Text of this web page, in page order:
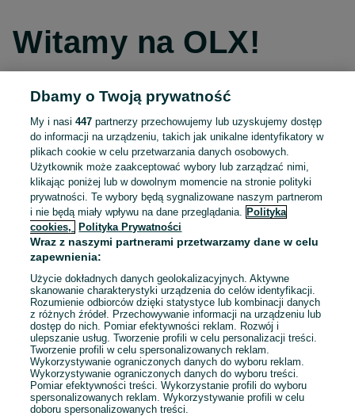
Witamy na OLX!
Kontynuuj przez Facebooka
Kontynuuj przez konto Apple
Kontynuuj przez konto Google
LUB
E-mail
Hasło
Dbamy o Twoją prywatność
My i nasi447 partnerzy przechowujemy lub uzyskujemy dostęp
do informacji na urządzeniu, takich jak unikalne identyfikatory w
plikach cookie w celu przetwarzania danych osobowych.
Użytkownik może zaakceptować wybory lub zarządzać nimi,
klikając poniżej lub w dowolnym momencie na stronie polityki
prywatności. Te wybory będą sygnalizowane naszym partnerom
i nie będą miały wpływu na dane przeglądania.
Polityka
cookies,
Polityka Prywatności
Wraz z naszymi partnerami przetwarzamy dane w celu
zapewnienia:
Użycie dokładnych danych geolokalizacyjnych. Aktywne
skanowanie charakterystyki urządzenia do celów identyfikacji.
Rozumienie odbiorców dzięki statystyce lub kombinacji danych
z różnych źródeł. Przechowywanie informacji na urządzeniu lub
dostęp do nich. Pomiar efektywności reklam. Rozwój i
ulepszanie usług. Tworzenie profili w celu personalizacji treści.
Tworzenie profili w celu spersonalizowanych reklam.
Wykorzystywanie ograniczonych danych do wyboru reklam.
Wykorzystywanie ograniczonych danych do wyboru treści.
Pomiar efektywności treści. Wykorzystanie profili do wyboru
spersonalizowanych reklam. Wykorzystywanie profili w celu
doboru spersonalizowanych treści.